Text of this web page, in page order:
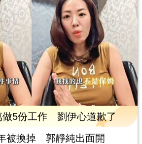
做5份工作 劉伊心道歉了
被換掉 郭靜純出面開